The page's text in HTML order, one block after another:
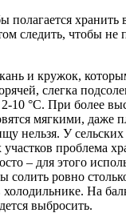
полагается хранить
следить, чтобы не
и кружок,
слегка
10 °C. При более
мягкими, даже
нельзя. У
участков проблема
– для этого
ровно
На
выбросить.